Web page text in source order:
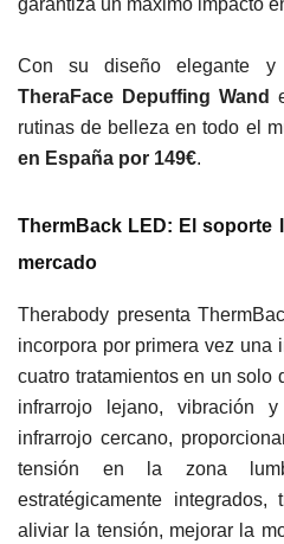
garantiza un máximo impacto
Con su diseño elegante y
TheraFace Depuffing Wand
rutinas de belleza en todo el
en España por 149€.
ThermBack LED: El soporte
mercado
Therabody presenta
incorpora por primera vez una
cuatro tratamientos en un solo
infrarrojo lejano, vibración
infrarrojo cercano,
tensión en la zona
estratégicamente
aliviar la tensión, mejorar la